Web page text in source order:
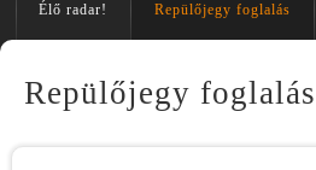
Élő radar! Repülőjegy foglalás
Repülőjegy foglalás